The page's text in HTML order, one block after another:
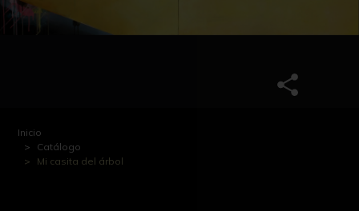
Inicio
Catálogo
Mi casita del árbol